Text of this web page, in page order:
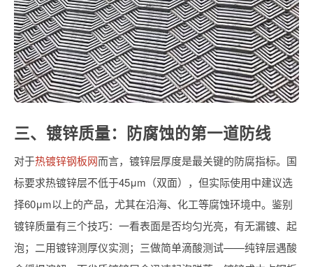
三、镀锌质量：防腐蚀的第一道防线
对于热镀锌钢板网而言，镀锌层厚度是最关键的防腐指标。国
标要求热镀锌层不低于45μm（双面），但实际使用中建议选
择60μm以上的产品，尤其在沿海、化工等腐蚀环境中。鉴别
镀锌质量有三个技巧：一看表面是否均匀光亮，有无漏镀、起
泡；二用镀锌测厚仪实测；三做简单滴酸测试——纯锌层遇酸